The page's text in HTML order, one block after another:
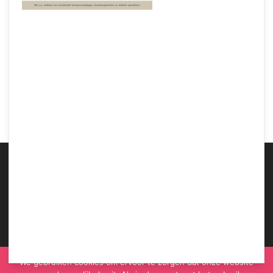
We gebruiken cookies om ervoor te zorgen dat onze website